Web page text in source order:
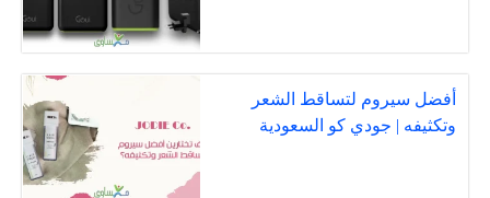
أفضل سيروم لتساقط الشعر
وتكثيفه | جودي كو السعودية